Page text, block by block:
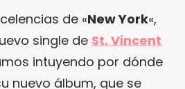
de «New York«,
single de St. Vincent
intuyendo por dónde
nuevo álbum, que se